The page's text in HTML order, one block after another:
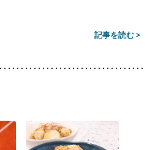
記事を読む >